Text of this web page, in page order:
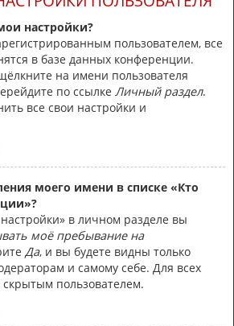
настройки?
пользователем, все
в базе данных конференции.
на имени пользователя
по ссылке Личный раздел.
все свои настройки и
моего имени в списке «Кто
в личном разделе вы
моё пребывание на
Да, и вы будете видны только
и самому себе. Для всех
пользователем.